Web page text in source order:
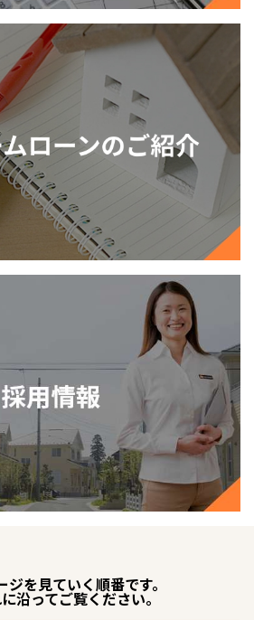
ジを見ていく順番です。
沿ってご覧ください。